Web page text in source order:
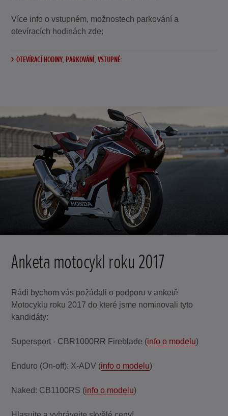
Více info o vstupném, možnostech parkování a
otevíracích hodinách zde:
OTEVÍRACÍ HODINY, PARKOVÁNÍ, VSTUPNÉ:
Anketa motocykl roku 2017
Rádi bychom vás požádali o podporu v anketě
Motocyklu roku 2017 do které jsme nominovali tyto
kandidáty:
Supersport - CBR1000RR Fireblade (info o modelu)
Enduro (On-off): X-ADV (info o modelu)
Naked: CB1100RS (info o modelu)